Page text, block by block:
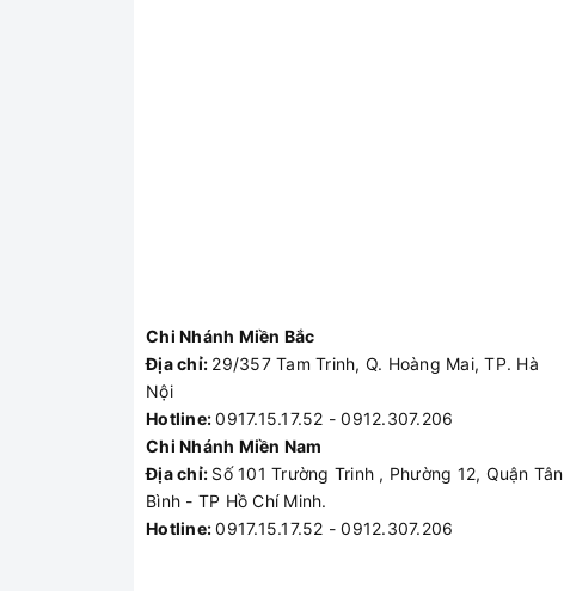
Chi Nhánh Miền Bắc
Địa chỉ: 29/357 Tam Trinh, Q. Hoàng Mai, TP. Hà
Nội
Hotline:0917.15.17.52 - 0912.307.206
Chi Nhánh Miền Nam
Địa chỉ: Số 101 Trường Trinh , Phường 12, Quận Tân
Bình - TP Hồ Chí Minh.
Hotline:0917.15.17.52 - 0912.307.206